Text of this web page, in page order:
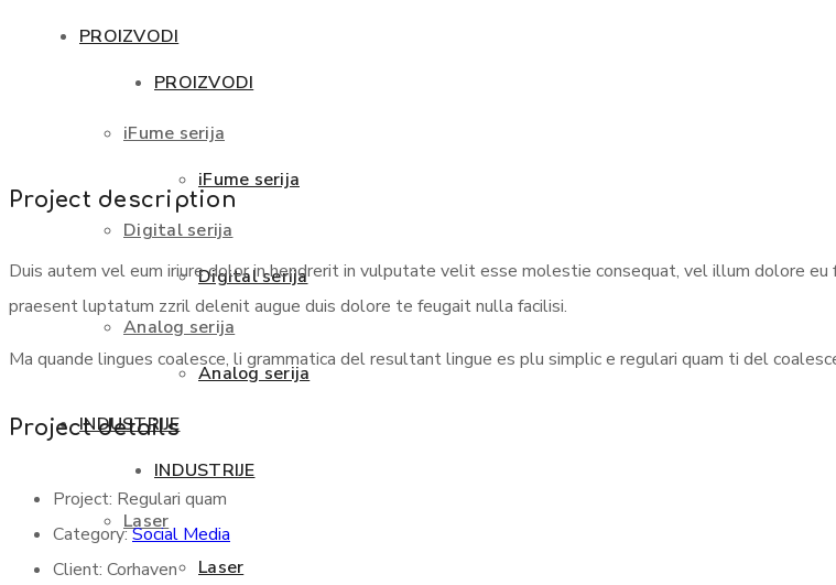
PROIZVODI
iFume serija
Digital serija
Analog serija
INDUSTRIJE
Laser
PROIZVODI
iFume serija
Digital serija
Analog serija
INDUSTRIJE
Laser
Project description
Duis autem vel eum iriure dolor in hendrerit in vulputate velit esse molestie consequat, vel illum dolore
praesent luptatum zzril delenit augue duis dolore te feugait nulla facilisi.
Ma quande lingues coalesce, li grammatica del resultant lingue es plu simplic e regulari quam ti del
Project details
Project: Regulari quam
Category:Social Media
Client: Corhaven